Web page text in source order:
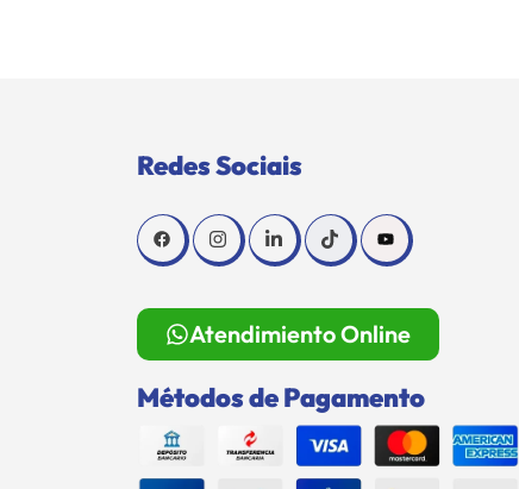
Redes Sociais
Atendimiento Online
Métodos de Pagamento